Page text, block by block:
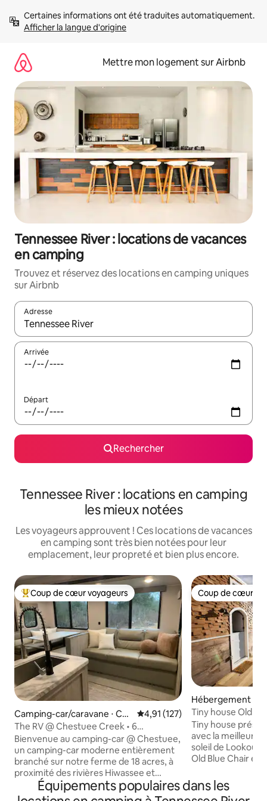
directement
Afficher la langue d'origine
Mettre mon logement sur Airbnb
Tennessee River : locations de vacances
en camping
Trouvez et réservez des locations en camping uniques
sur Airbnb
Adresse
Lorsque les résultats s'affichent, utilisez les flèches vers le
Arrivée
Départ
Rechercher
Tennessee River : locations en camping
les mieux notées
Les voyageurs approuvent ! Ces locations de vacances
en camping sont très bien notées pour leur
emplacement, leur propreté et bien plus encore.
Coups de cœur voyageurs les plus appréciés
Coup de cœur voyageurs
Camping-car/caravane ⋅ Cal
houn
Évaluation moyenne sur la
4,91 (127)
The RV @ Chestuee Creek • 6
voyageurs • Animaux acceptés !
Bienvenue au camping-car @ Chestuee,
un camping-car moderne entièrement
branché sur notre ferme de 18 acres, à
proximité des rivières Hiwassee et
Ocoee, et à deux pas de notre ruisseau
privé ! Avec un porche couvert, un foyer,
Coup de cœur
Coup de cœur
Hébergement ⋅
Tiny house Old
montagnes au
Tiny house
avec la meilleure
soleil de Lookout
Old Blue Chair
sur la vallée 427
10 minutes de
Équipements populaires dans les